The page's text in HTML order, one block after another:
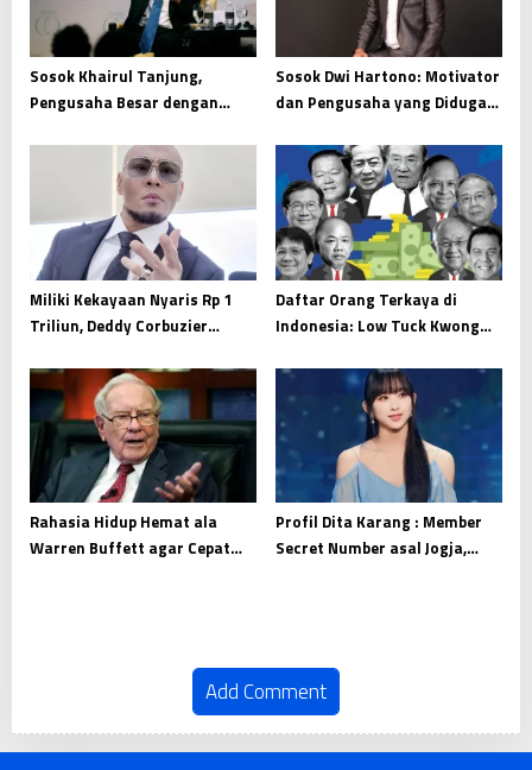
a
t
i
o
Sosok Khairul Tanjung,
Pengusaha Besar dengan
Sosok Dwi Hartono: Motivator
dan Pengusaha yang Diduga
Bank BUMN
Miliki Kekayaan Nyaris Rp 1
Triliun, Deddy Corbuzier
Miliar
Daftar Orang Terkaya di
Indonesia: Low Tuck Kwong
Rahasia Hidup Hemat ala
Warren Buffett agar Cepat
Profil Dita Karang : Member
Secret Number asal Jogja,
Add Comment